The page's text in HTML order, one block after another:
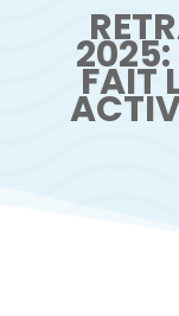
2025:
FAIT